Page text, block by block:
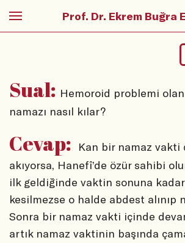
Prof. Dr. Ekrem Buğra
Sual: Hemoroid problemi
namazı nasıl kılar?
Cevap:
Kan bir namaz vakti
akıyorsa, Hanefî’de özür sahibi
ilk geldiğinde vaktin sonuna
kesilmezse o halde abdest alınıp
Sonra bir namaz vakti içinde
artık namaz vaktinin başında